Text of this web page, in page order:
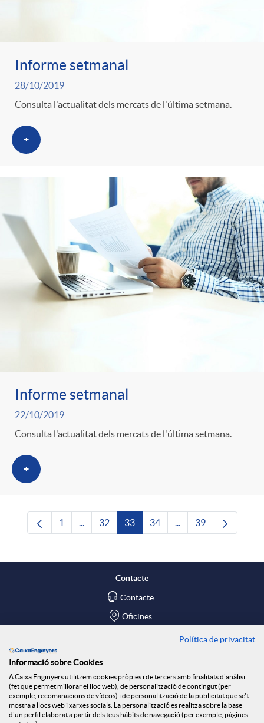
Informe setmanal
28/10/2019
Consulta l'actualitat dels mercats de l'última setmana.
+
Informe setmanal
22/10/2019
Consulta l'actualitat dels mercats de l'última setmana.
+
Pàgina
1 Pàgines intermèdies Utilitzeu TAB per
Pàgina
32 Pàgina
33 Pàgina
34 Pàgines intermèdies
Pàgina
39
Contacte
Contacte
Oficines
Social Room
Política de privacitat
Informació sobre Cookies
A Caixa Enginyers utilitzem cookies pròpies i de tercers amb finalitats d'anàlisi
(fet que permet millorar el lloc web), de personalització de contingut (per
exemple, recomanacions de vídeos) i de personalització de la publicitat que se't
mostra a llocs web i xarxes socials. La personalització es realitza sobre la base
d'un perfil elaborat a partir dels teus hàbits de navegació (per exemple, pàgines